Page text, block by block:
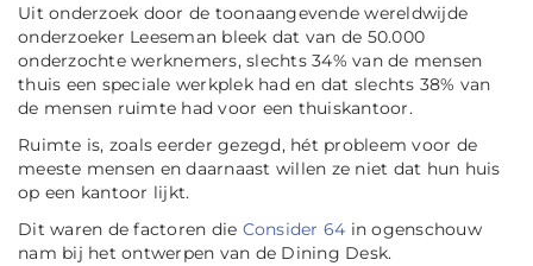
Uit onderzoek door de toonaangevende wereldwijde
onderzoeker Leeseman bleek dat van de 50.000
onderzochte werknemers, slechts 34% van de mensen
thuis een speciale werkplek had en dat slechts 38% van
de mensen ruimte had voor een thuiskantoor.
Ruimte is, zoals eerder gezegd, hét probleem voor de
meeste mensen en daarnaast willen ze niet dat hun huis
op een kantoor lijkt.
Dit waren de factoren die Consider 64 in ogenschouw
nam bij het ontwerpen van de Dining Desk.